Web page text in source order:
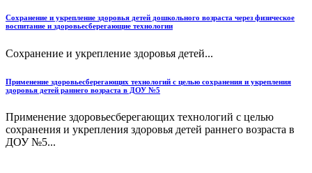
Сохранение и укрепление здоровья детей дошкольного возраста через физическое
воспитание и здоровьесберегающие технологии
Сохранение и укрепление здоровья детей...
Применение здоровьесберегающих технологий с целью сохранения и укрепления
здоровья детей раннего возраста в ДОУ №5
Применение здоровьесберегающих технологий с целью
сохранения и укрепления здоровья детей раннего возраста в
ДОУ №5...